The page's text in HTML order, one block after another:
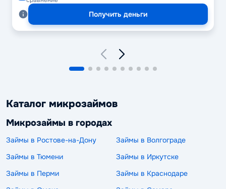
Получить деньги
Каталог микрозаймов
Микрозаймы в городах
Займы в Ростове-на-Дону
Займы в Волгограде
Займы в Тюмени
Займы в Иркутске
Займы в Перми
Займы в Краснодаре